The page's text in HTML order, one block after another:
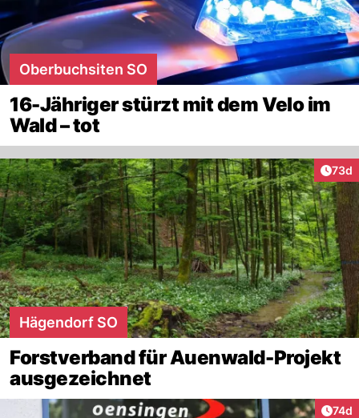
Oberbuchsiten SO
16-Jähriger stürzt mit dem Velo im
Wald – tot
73d
Hägendorf SO
Forstverband für Auenwald-Projekt
ausgezeichnet
74d